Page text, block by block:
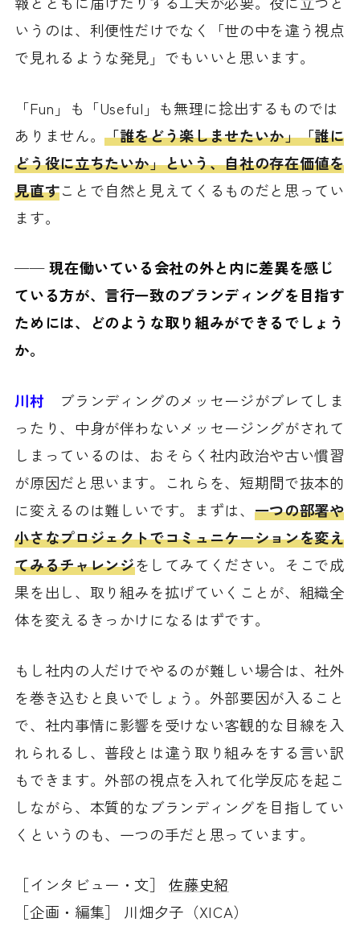
いうのは、利便性だけでなく「世の中を違う視点
で見れるような発見」でもいいと思います。
「Fun」も「Useful」も無理に捻出するものでは
ありません。「誰をどう楽しませたいか」「誰に
どう役に立ちたいか」という、自社の存在価値を
見直すことで自然と見えてくるものだと思ってい
ます。
──現在働いている会社の外と内に差異を感じ
ている方が、言行一致のブランディングを目指す
ためには、どのような取り組みができるでしょう
か。
川村 ブランディングのメッセージがブレてしま
ったり、中身が伴わないメッセージングがされて
しまっているのは、おそらく社内政治や古い慣習
が原因だと思います。これらを、短期間で抜本的
に変えるのは難しいです。まずは、 一つの部署や
小さなプロジェクトでコミュニケーションを変え
てみるチャレンジをしてみてください。そこで成
果を出し、取り組みを拡げていくことが、組織全
体を変えるきっかけになるはずです。
もし社内の人だけでやるのが難しい場合は、社外
を巻き込むと良いでしょう。外部要因が入ること
で、社内事情に影響を受けない客観的な目線を入
れられるし、普段とは違う取り組みをする言い訳
もできます。外部の視点を入れて化学反応を起こ
しながら、本質的なブランディングを目指してい
くというのも、一つの手だと思っています。
［インタビュー・文］佐藤史紹
［企画・編集］ 川畑夕子（XICA）